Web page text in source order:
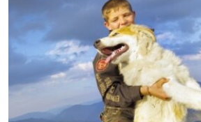
пошуку
ВСЕ ЗА ДЕНЬ
СПЕЦПРОЕКТИ
ДЕПОРТАЦІЯ
ВІДЕОУРОКИ «ELIFBE»
ЯК ОБІЙТИ БЛОКУВАННЯ
Русский